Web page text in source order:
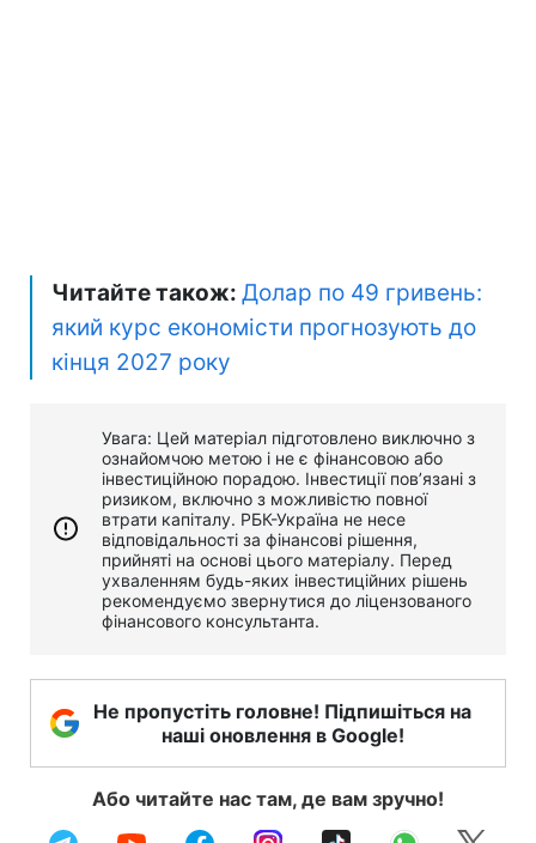
Читайте також: Долар по 49 гривень:
який курс економісти прогнозують до
кінця 2027 року
Увага: Цей матеріал підготовлено виключно з
ознайомчою метою і не є фінансовою або
інвестиційною порадою. Інвестиції пов’язані з
ризиком, включно з можливістю повної
втрати капіталу. РБК-Україна не несе
відповідальності за фінансові рішення,
прийняті на основі цього матеріалу. Перед
ухваленням будь-яких інвестиційних рішень
рекомендуємо звернутися до ліцензованого
фінансового консультанта.
Не пропустіть головне! Підпишіться на
наші оновлення в Google!
Або читайте нас там, де вам зручно!